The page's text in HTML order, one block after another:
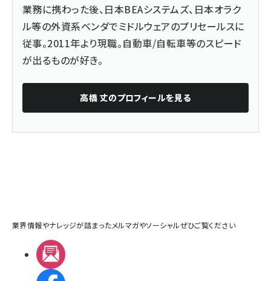
業務に携わった後、日本BEAシステムズ、日本オラク
ル等の外資系ベンダでミドルウェアのプリセールスに
従事。2011年より現職。自動車/自転車等のスピード
が出るものが好き。
高橋 丈のプロフィールを見る
業界情報やナレッジが詰まったメルマガやソーシャルぜひご覧ください